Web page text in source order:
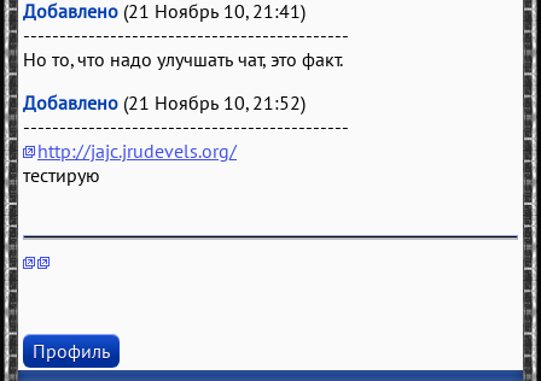
Добавлено (21 Ноябрь 10, 21:41)
---------------------------------------------
Но то, что надо улучшать чат, это факт.
Добавлено (21 Ноябрь 10, 21:52)
---------------------------------------------
http://jajc.jrudevels.org/
тестирую
Профиль